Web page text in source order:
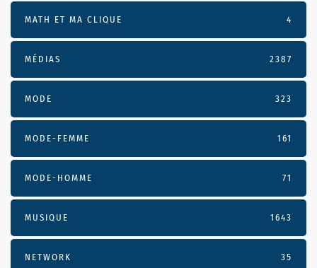
MATH ET MA CLIQUE 4
MÉDIAS 2387
MODE 323
MODE-FEMME 161
MODE-HOMME 71
MUSIQUE 1643
NETWORK 35